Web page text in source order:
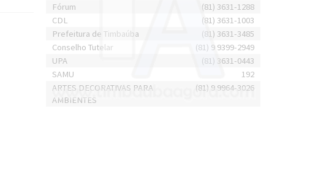
Fórum
(81) 3631-1288
CDL
(81) 3631-1003
Prefeitura de Timbaúba
(81) 3631-3485
Conselho Tutelar
(81) 9 9399-2949
UPA
(81) 3631-0443
SAMU
192
ARTES DECORATIVAS PARA
AMBIENTES
(81) 9 9964-3026